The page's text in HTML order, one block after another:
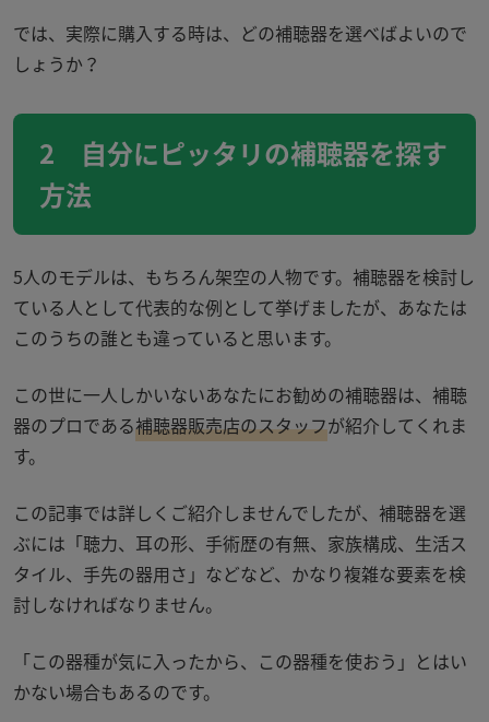
では、実際に購入する時は、どの補聴器を選べばよいので
しょうか？
2 自分にピッタリの補聴器を探す
方法
5人のモデルは、もちろん架空の人物です。補聴器を検討し
ている人として代表的な例として挙げましたが、あなたは
このうちの誰とも違っていると思います。
この世に一人しかいないあなたにお勧めの補聴器は、補聴
器のプロである補聴器販売店のスタッフが紹介してくれま
す。
この記事では詳しくご紹介しませんでしたが、補聴器を選
ぶには「聴力、耳の形、手術歴の有無、家族構成、生活ス
タイル、手先の器用さ」などなど、かなり複雑な要素を検
討しなければなりません。
「この器種が気に入ったから、この器種を使おう」とはい
かない場合もあるのです。